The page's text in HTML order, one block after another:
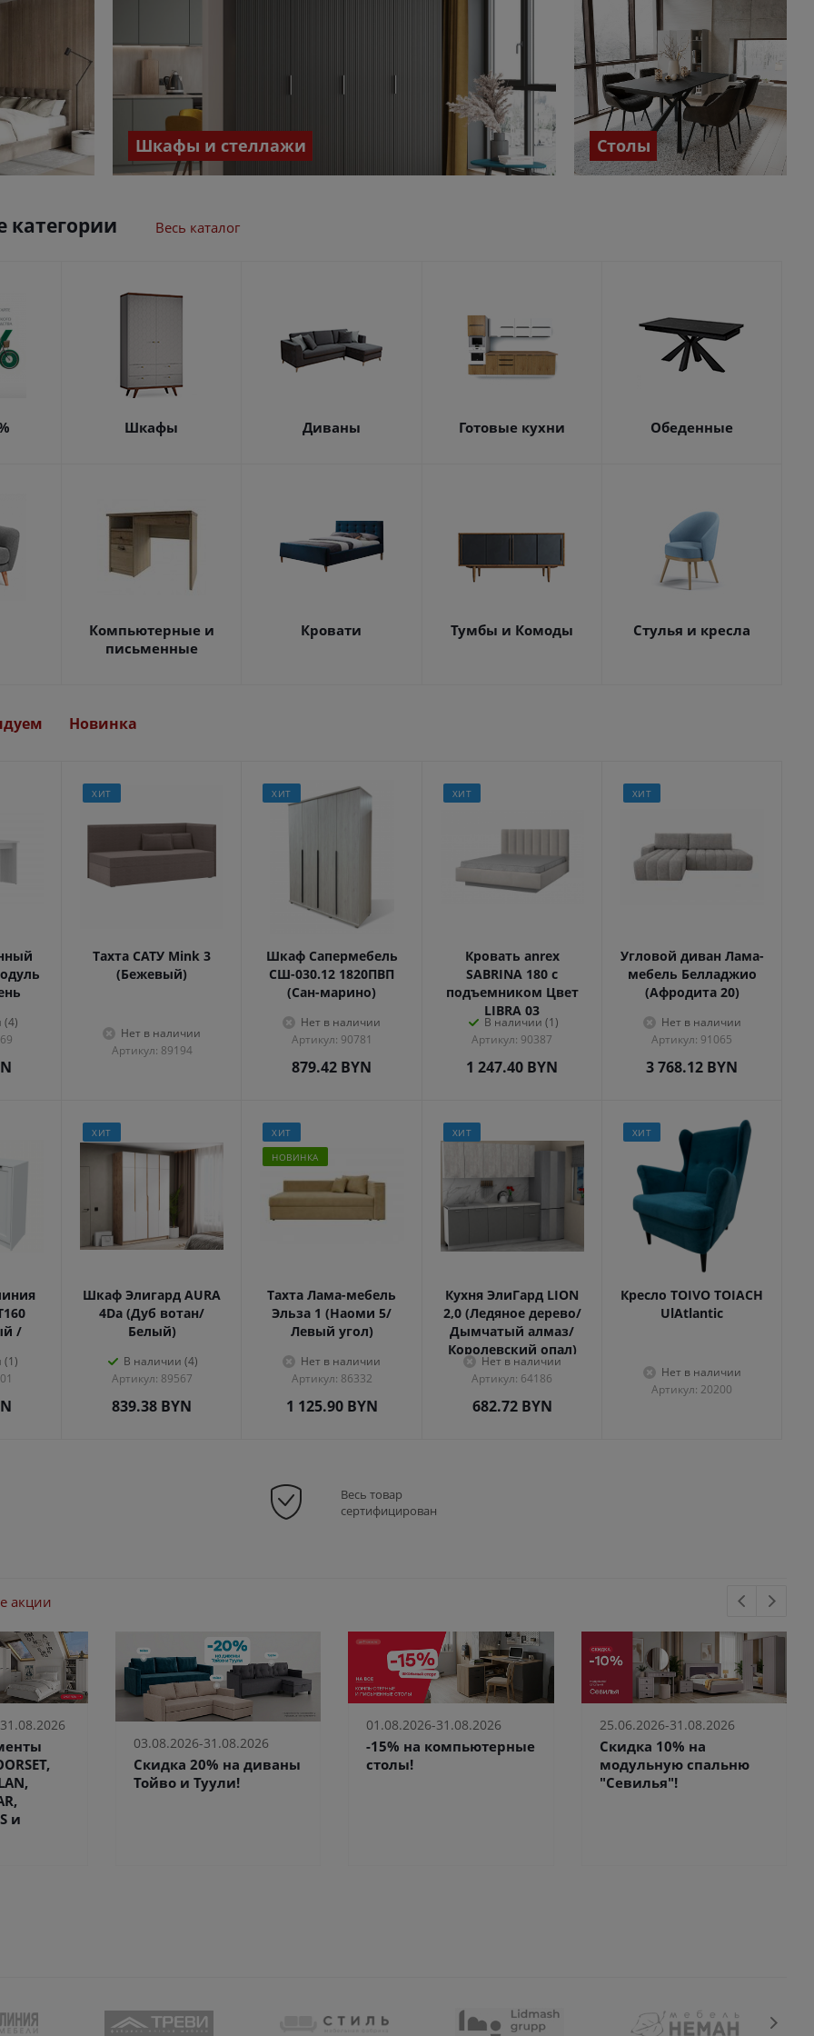
Шкафы и стеллажи Столы
категории Весь каталог
Шкафы Диваны Готовые кухни Обеденные
Компьютерные и
письменные
Кровати Тумбы и Комоды Стулья и кресла
Новинка
(4)
ХИТ
Тахта САТУ Mink 3
(Бежевый)
Нет в наличии
Артикул: 89194
ХИТ
Шкаф Сапермебель
СШ-030.12 1820ПВП
(Сан-марино)
Нет в наличии
Артикул: 90781
879.42 BYN
ХИТ
Кровать anrex
SABRINA 180 с
подъемником Цвет
LIBRA 03
В наличии (1)
Артикул: 90387
1 247.40 BYN
ХИТ
Угловой диван Лама-
мебель Белладжио
(Афродита 20)
Нет в наличии
Артикул: 91065
3 768.12 BYN
/
(1)
ХИТ
Шкаф Элигард AURA
4Dа (Дуб вотан/
Белый)
В наличии (4)
Артикул: 89567
839.38 BYN
ХИТ
НОВИНКА
Тахта Лама-мебель
Эльза 1 (Наоми 5/
Левый угол)
Нет в наличии
Артикул: 86332
1 125.90BYN
ХИТ
Кухня ЭлиГард LION
2,0 (Ледяное дерево/
Дымчатый алмаз/
Королевский опал)
Нет в наличии
Артикул: 64186
682.72BYN
ХИТ
Кресло TOIVO TOIACH
UlAtlantic
Нет в наличии
Артикул: 20200
Весь товар
сертифицирован
акции
и
03.08.2026-31.08.2026
Скидка 20% на диваны
Тойво и Туули!
01.08.2026-31.08.2026
-15% на компьютерные
столы!
25.06.2026-31.08.2026
Скидка 10% на
модульную спальню
"Севилья"!